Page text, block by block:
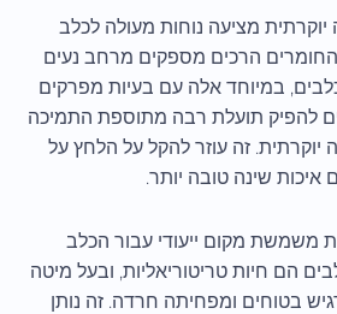
מציעה נוחות מעולה לכלב
הרכים מספקים מרחב נעים
במיוחד אלה עם בעיות מפרקים
להפיק תועלת רבה מתוספת התמיכה
זה עוזר להקל על הלחץ על
שינה טובה יותר.
משמשת מקום ייעודי עבור הכלב
הם חיות טריטוריאליות, ובעל מיטה
בטוחים ומפחיתה חרדה. זה נותן